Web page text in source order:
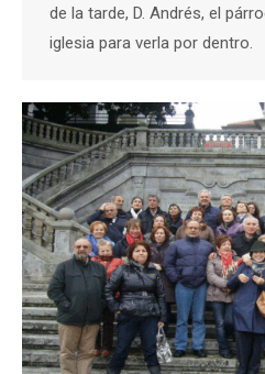
de la tarde, D. Andrés, el
iglesia para verla por dentro.